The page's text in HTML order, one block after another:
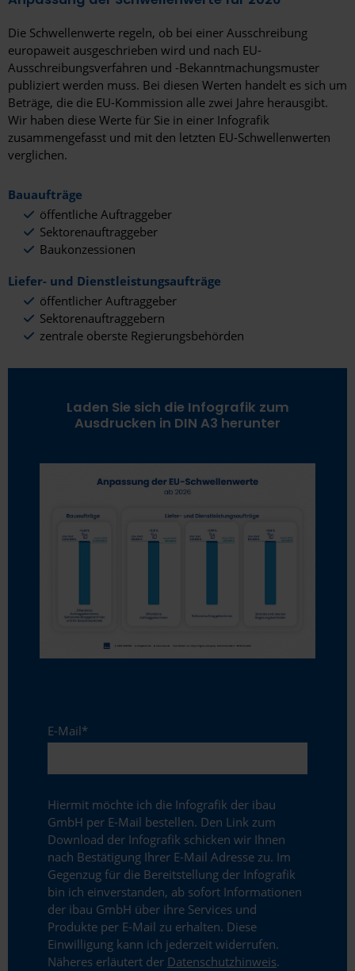
Die Schwellenwerte regeln, ob bei einer Ausschreibung
europaweit ausgeschrieben wird und nach EU-
Ausschreibungsverfahren und -Bekanntmachungsmuster
publiziert werden muss. Bei diesen Werten handelt es sich um
Beträge, die die EU-Kommission alle zwei Jahre herausgibt.
Wir haben diese Werte für Sie in einer Infografik
zusammengefasst und mit den letzten EU-Schwellenwerten
verglichen.
Bauaufträge
öffentliche Auftraggeber
Sektorenauftraggeber
Baukonzessionen
Liefer- und Dienstleistungsaufträge
öffentlicher Auftraggeber
Sektorenauftraggebern
zentrale oberste Regierungsbehörden
Laden Sie sich die Infografik zum
Ausdrucken in DIN A3 herunter
E-Mail*
Hiermit möchte ich die Infografik der ibau
GmbH per E-Mail bestellen. Den Link zum
Download der Infografik schicken wir Ihnen
nach Bestätigung Ihrer E-Mail Adresse zu. Im
Gegenzug für die Bereitstellung der Infografik
bin ich einverstanden, ab sofort Informationen
der ibau GmbH über ihre Services und
Produkte per E-Mail zu erhalten. Diese
Einwilligung kann ich jederzeit widerrufen.
Näheres erläutert der Datenschutzhinweis.